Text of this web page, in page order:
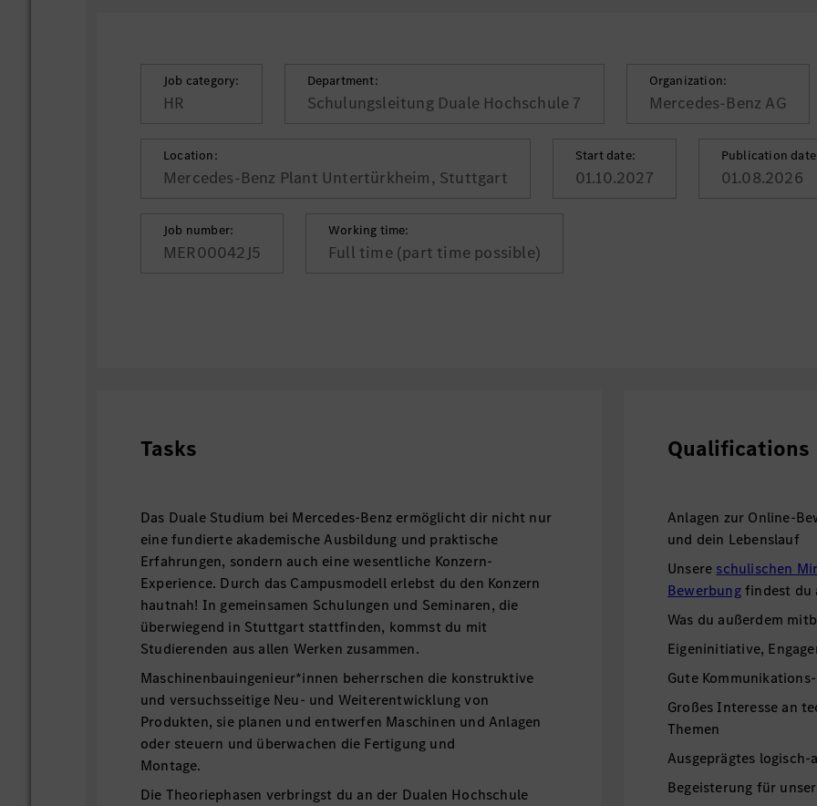
Job category:
HR
Department:
Schulungsleitung Duale Hochschule 7
Organization:
Mercedes-Benz AG
Location:
Mercedes-Benz Plant Untertürkheim, Stuttgart
Start date:
01.10.2027
Publication
01.08.2026
Job number:
MER00042J5
Working time:
Full time (part time possible)
Tasks
Das Duale Studium bei Mercedes-Benz ermöglicht dir nicht nur
eine fundierte akademische Ausbildung und praktische
Erfahrungen, sondern auch eine wesentliche Konzern-
Experience. Durch das Campusmodell erlebst du den Konzern
hautnah! In gemeinsamen Schulungen und Seminaren, die
überwiegend in Stuttgart stattfinden, kommst du mit
Studierenden aus allen Werken zusammen.
Maschinenbauingenieur*innen beherrschen die konstruktive
und versuchsseitige Neu- und Weiterentwicklung von
Produkten, sie planen und entwerfen Maschinen und Anlagen
oder steuern und überwachen die Fertigung und
Montage.
Die Theoriephasen verbringst du an der Dualen Hochschule
Qualifications
Anlagen zur Online-
und dein Lebenslauf
Unsere schulischen
Bewerbungfindest du
Was du außerdem
Eigeninitiative,
Gute
Großes Interesse an
Themen
Ausgeprägtes logisch-
Begeisterung für